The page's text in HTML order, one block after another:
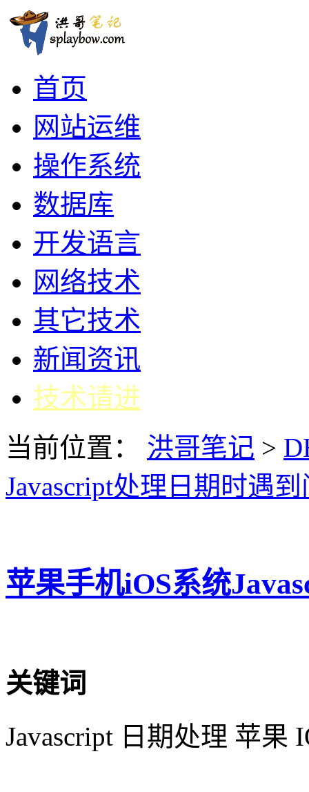
首页
网站运维
操作系统
数据库
开发语言
网络技术
其它技术
新闻资讯
技术请进
当前位置：
洪哥笔记 >
Javascript处理日期时遇
苹果手机iOS系统
关键词
Javascript 日期处理 苹果